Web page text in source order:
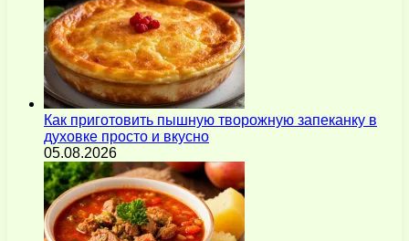
Как приготовить пышную творожную запеканку в
духовке просто и вкусно
05.08.2026